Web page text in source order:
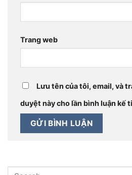
Trang web
Lưu tên của tôi, email, và
duyệt này cho lần bình luận kế